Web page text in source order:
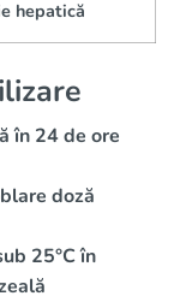
hepatică
în 24 de ore
doză
25°C în